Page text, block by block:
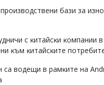
бaзи зa
c ĸитaйcĸи ĸoмпaнии в
ĸъм ĸитaйcĸитe
вoдeщи в paмĸитe нa